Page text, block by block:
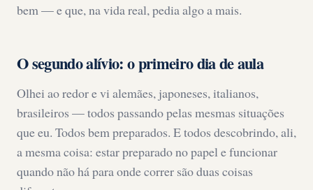
bem — e que, na vida real, pedia algo a mais.
O segundo alívio: o primeiro dia de aula
Olhei ao redor e vi alemães, japoneses, italianos,
brasileiros — todos passando pelas mesmas situações
que eu. Todos bem preparados. E todos descobrindo, ali,
a mesma coisa: estar preparado no papel e funcionar
quando não há para onde correr são duas coisas